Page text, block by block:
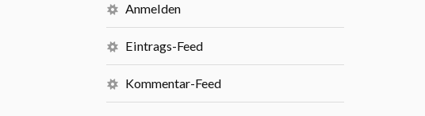
Anmelden
Eintrags-Feed
Kommentar-Feed